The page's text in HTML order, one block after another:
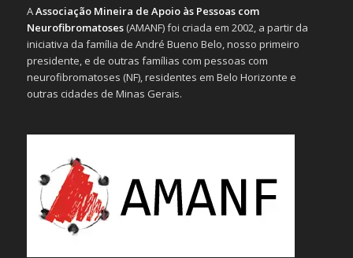
AAssociação Mineira de Apoio às Pessoas com
Neurofibromatoses(AMANF) foi criada em 2002, a partir da
iniciativa da família de André Bueno Belo, nosso primeiro
presidente, e de outras famílias com pessoas com
neurofibromatoses (NF), residentes em Belo Horizonte e
outras cidades de Minas Gerais.